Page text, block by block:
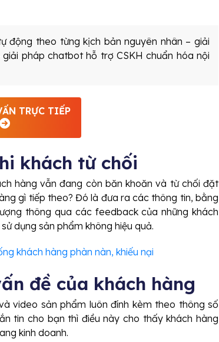
động theo từng kịch bản nguyên nhân – giải
pháp chatbot hỗ trợ CSKH chuẩn hóa nội
TRỰC TIẾP
khách từ chối
hàng vẫn đang còn băn khoăn và từ chối đặt
gì tiếp theo? Đó là đưa ra các thông tin, bằng
thông qua các feedback của những khách
dụng sản phẩm không hiệu quả.
khách hàng phàn nàn, khiếu nại
đề của khách hàng
video sản phẩm luôn đính kèm theo thông số
tin cho bạn thì điều này cho thấy khách hàng
kinh doanh.